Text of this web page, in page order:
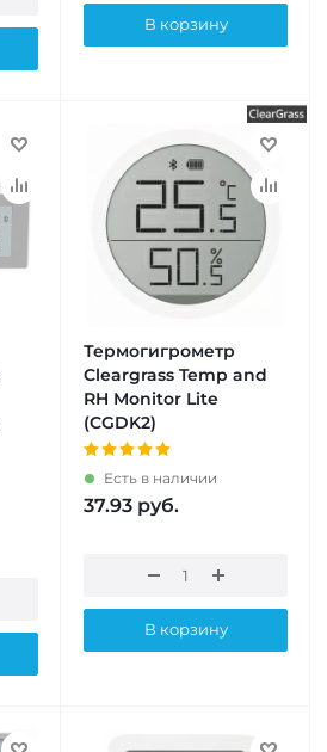
В корзину
Термогигрометр
Cleargrass Temp and
RH Monitor Lite
(CGDK2)
Есть в наличии
37.93 руб.
В корзину